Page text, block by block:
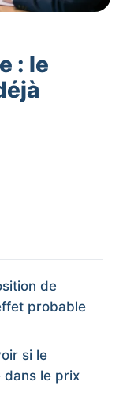
: le
de
probable
si le
dans le prix